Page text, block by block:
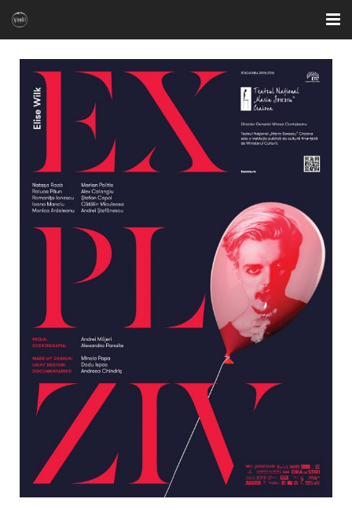
ACASA
OFERTE SPECIALE
CAMERE
BAR & LOUNGE
RESTAURANT
FITNESS & SAUNA
GALERIE FOTO
CONTACT